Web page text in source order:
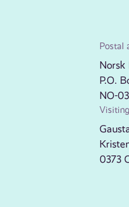
Postal
Norsk
P.O.
NO-
0373